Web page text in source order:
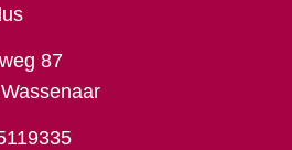
87